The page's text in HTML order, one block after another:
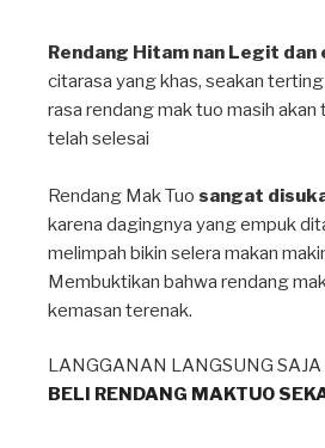
Rendang Hitam nan Legit dan
citarasa yang khas, seakan
rasa rendang mak tuo masih akan
telah selesai⁣
Rendang Mak Tuo sangat
karena dagingnya yang empuk
melimpah bikin selera makan
Membuktikan bahwa rendang
kemasan terenak.
LANGGANAN LANGSUNG
BELI RENDANG MAKTUO